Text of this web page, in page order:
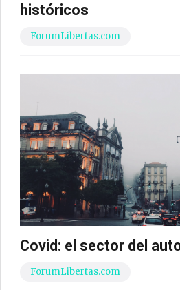
históricos
ForumLibertas.com
Covid: el sector del
ForumLibertas.com